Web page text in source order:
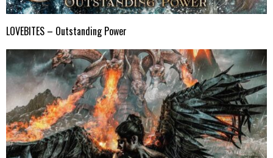
LOVEBITES – Outstanding Power